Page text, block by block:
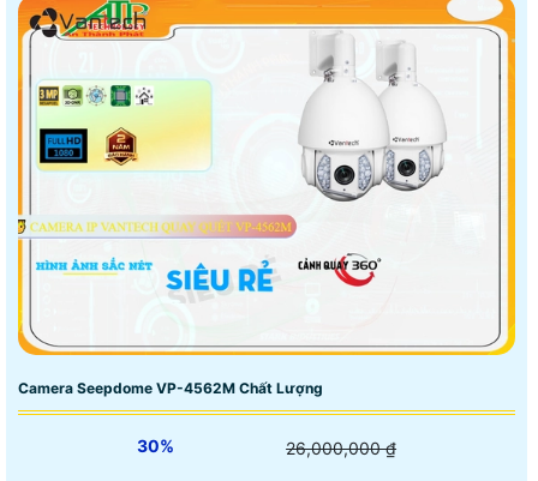
Camera Seepdome VP-4562M Chất Lượng
30% 26,000,000 ₫